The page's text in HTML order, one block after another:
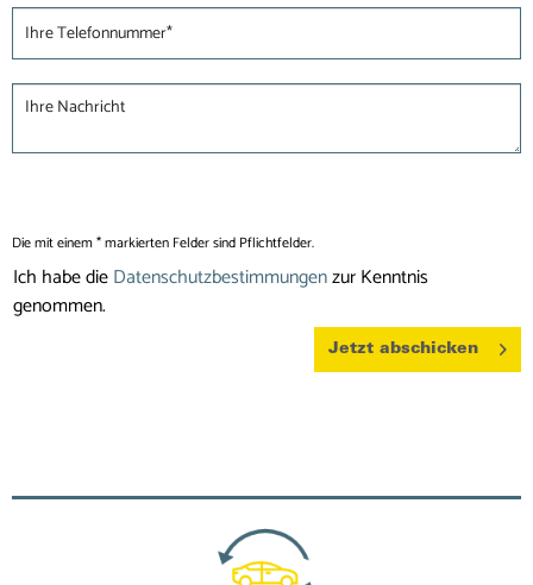
Die mit einem * markierten Felder sind Pflichtfelder.
Ich habe dieDatenschutzbestimmungenzur Kenntnis
genommen.
Jetzt abschicken